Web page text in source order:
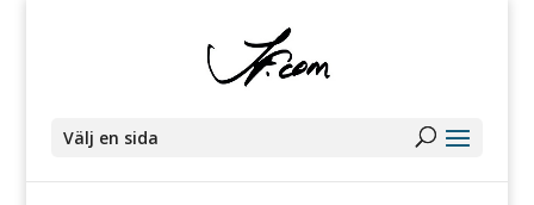
Välj en sida